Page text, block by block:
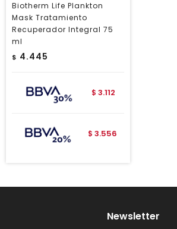
Biotherm Life Plankton
Mask Tratamiento
Recuperador Integral 75
ml
$ 4.445
$ 3.112
$ 3.556
Newsletter